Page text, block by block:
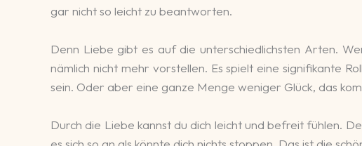
gar nicht so leicht zu beantworten.
Denn Liebe gibt es auf die unterschiedlichsten Arten.
nämlich nicht mehr vorstellen. Es spielt eine signifikante
sein. Oder aber eine ganze Menge weniger Glück, das
Durch die Liebe kannst du dich leicht und befreit fühlen.